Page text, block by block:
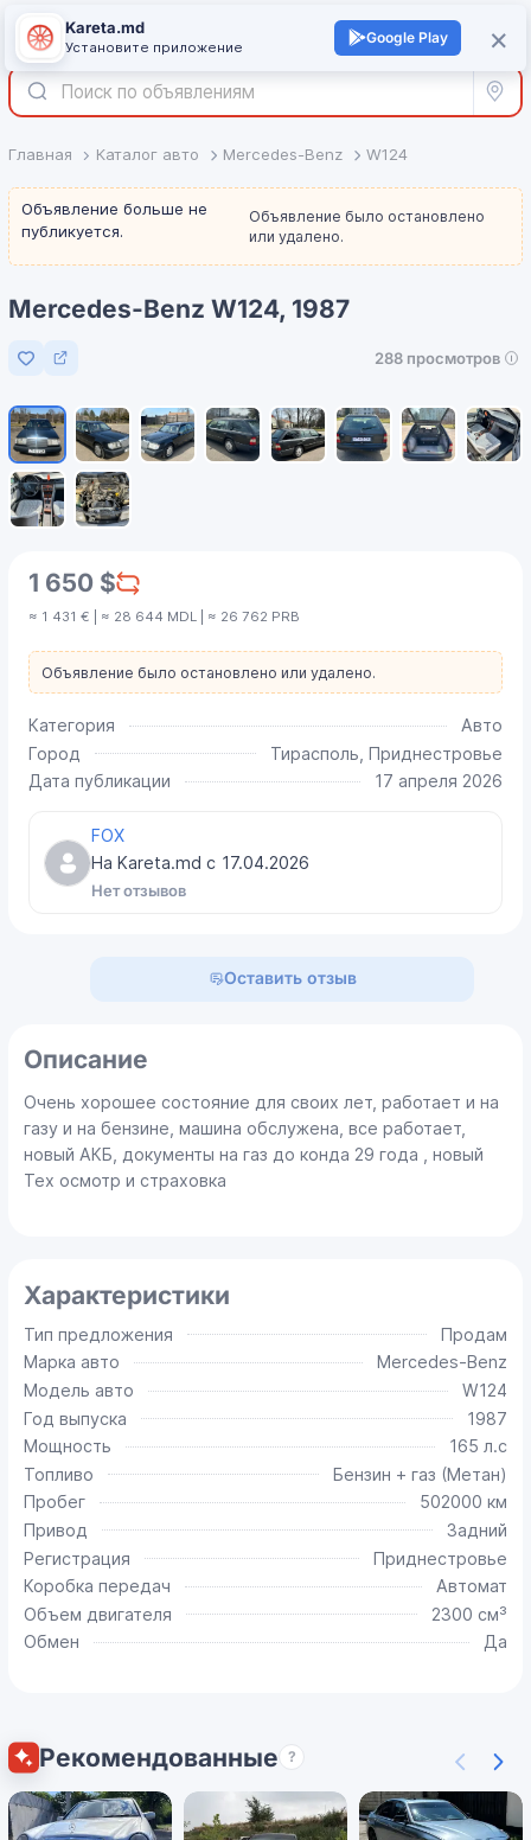
Войти +
Все
Главная Каталог авто Mercedes-Benz W124
Объявление больше не
публикуется.
Объявление было остановлено
или удалено.
Mercedes-Benz W124, 1987
Добавить в избранное
288 просмотров
1 650 $
≈ 1 431 € | ≈ 28 644 MDL | ≈ 26 762 PRB
Объявление было остановлено или удалено.
Категория
Авто
Город
Тирасполь, Приднестровье
Дата публикации
17 апреля 2026
FOX
На Kareta.md с 17.04.2026
Нет отзывов
Оставить отзыв
Описание
Очень хорошее состояние для своих лет, работает и на
газу и на бензине, машина обслужена, все работает,
новый АКБ, документы на газ до конда 29 года , новый
Тех осмотр и страховка
Характеристики
Тип предложения
Продам
Марка авто
Mercedes-Benz
Модель авто
W124
Год выпуска
1987
Мощность
165 л.с
Топливо
Бензин + газ (Метан)
Пробег
502000 км
Привод
Задний
Регистрация
Приднестровье
Коробка передач
Автомат
Объем двигателя
2300 см³
Обмен
Да
Рекомендованные ?
×
Kareta.md
Установите приложение
Google Play